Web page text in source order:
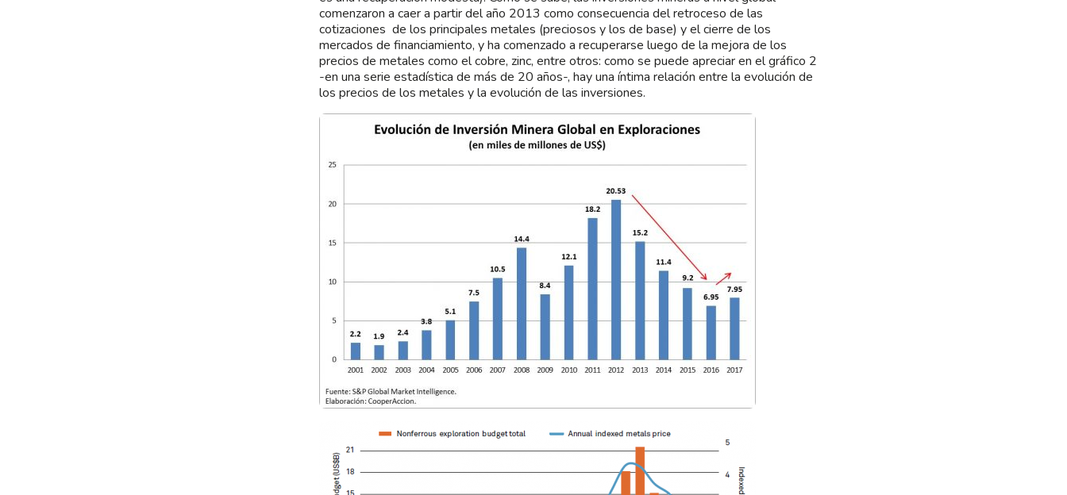
comenzaron a caer a partir del año 2013 como consecuencia del retroceso de las
cotizaciones de los principales metales (preciosos y los de base) y el cierre de los
mercados de financiamiento, y ha comenzado a recuperarse luego de la mejora de los
precios de metales como el cobre, zinc, entre otros: como se puede apreciar en el gráfico 2
-en una serie estadística de más de 20 años-, hay una íntima relación entre la evolución de
los precios de los metales y la evolución de las inversiones.